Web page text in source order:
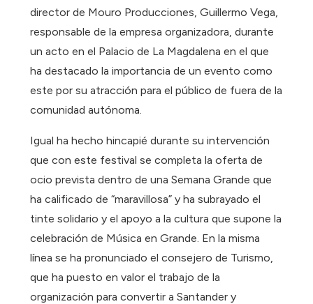
director de Mouro Producciones, Guillermo Vega,
responsable de la empresa organizadora, durante
un acto en el Palacio de La Magdalena en el que
ha destacado la importancia de un evento como
este por su atracción para el público de fuera de la
comunidad autónoma.
Igual ha hecho hincapié durante su intervención
que con este festival se completa la oferta de
ocio prevista dentro de una Semana Grande que
ha calificado de “maravillosa” y ha subrayado el
tinte solidario y el apoyo a la cultura que supone la
celebración de Música en Grande. En la misma
línea se ha pronunciado el consejero de Turismo,
que ha puesto en valor el trabajo de la
organización para convertir a Santander y